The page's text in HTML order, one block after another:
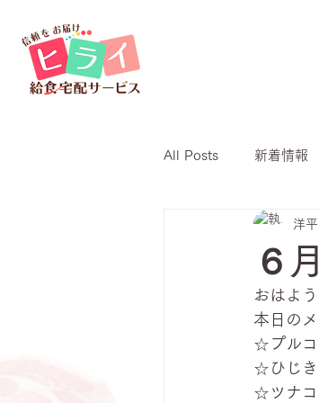
All Posts 新着情報
６
洋
おはよ
本日の
☆プル
☆ひじき
☆ツナコ